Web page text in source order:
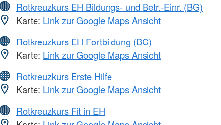
Rotkreuzkurs EH Bildungs- und Betr.-Einr. (BG)
Karte: Link zur Google Maps Ansicht
Rotkreuzkurs EH Fortbildung (BG)
Karte: Link zur Google Maps Ansicht
Rotkreuzkurs Erste Hilfe
Karte: Link zur Google Maps Ansicht
Rotkreuzkurs Fit in EH